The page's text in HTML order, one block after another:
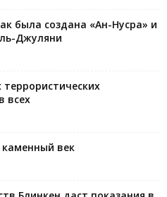
была создана «Ан-Нусра» и
Джуляни
всех
век